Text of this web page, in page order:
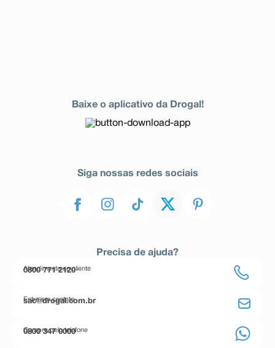
Baixe o aplicativo da Drogal!
Siga nossas redes sociais
Precisa de ajuda?
Atendimento ao cliente
0800 771 2120
Entre em contato
sac@drogal.com.br
Compre pelo telefone
0800 347 0000